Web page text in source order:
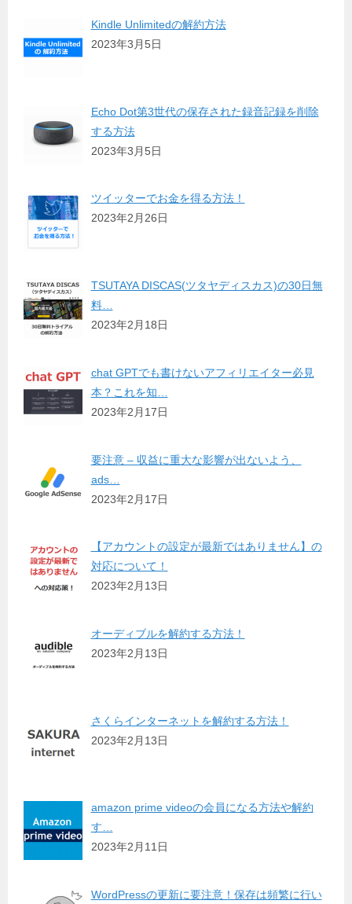
Kindle Unlimitedの解約方法
2023年3月5日
Echo Dot第3世代の保存された録音記録を削除
する方法
2023年3月5日
ツイッターでお金を得る方法！
2023年2月26日
TSUTAYA DISCAS(ツタヤディスカス)の30日無
料…
2023年2月18日
chat GPTでも書けないアフィリエイター必見
本？これを知…
2023年2月17日
要注意 – 収益に重大な影響が出ないよう、
ads…
2023年2月17日
【アカウントの設定が最新ではありません】の
対応について！
2023年2月13日
オーディブルを解約する方法！
2023年2月13日
さくらインターネットを解約する方法！
2023年2月13日
amazon prime videoの会員になる方法や解約
す…
2023年2月11日
WordPressの更新に要注意！保存は頻繁に行い